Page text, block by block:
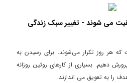
می شوند - تغییر سبک زندگی
هر روز تکرار می‌شوند. برای رسیدن به
دهیم. بسیاری از کارهای روتین روزانه
را به تعویق می اندازند.